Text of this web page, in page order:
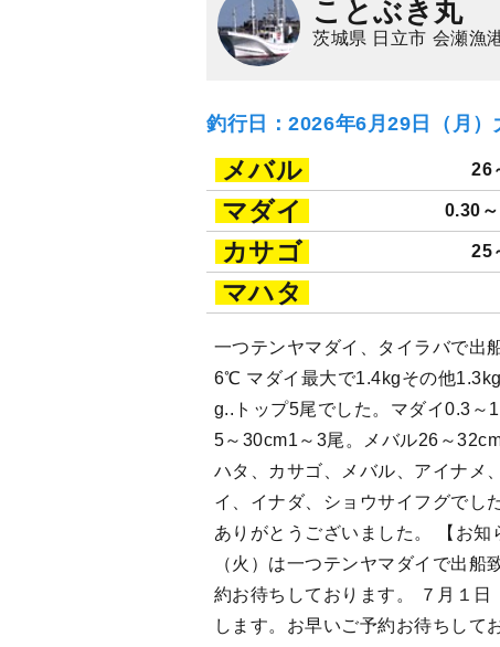
ことぶき丸
茨城県 日立市 会瀬漁
釣行日：2026年6月29日（月）
メバル 26
マダイ 0.30
カサゴ 25
マハタ
一つテンヤマダイ、タイラバで出
6℃ マダイ最大で1.4kgその他
g..トップ5尾でした。マダイ0.3～
5～30cm1～3尾。メバル26～
ハタ、カサゴ、メバル、アイナメ
イ、イナダ、ショウサイフグでし
ありがとうございました。 【お知
（火）は一つテンヤマダイで出船
約お待ちしております。 ７月１日
します。お早いご予約お待ちして